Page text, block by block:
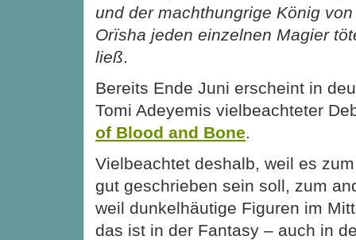
und der machthungrige König von
Orïsha jeden einzelnen Magier
ließ.
Bereits Ende Juni erscheint in
Tomi Adeyemis vielbeachteter
of Blood and Bone.
Vielbeachtet deshalb, weil es
gut geschrieben sein soll, zum
weil dunkelhäutige Figuren im
das ist in der Fantasy – auch in